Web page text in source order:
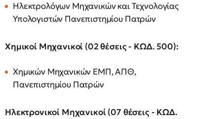
Ηλεκτρολόγων Μηχανικών και Τεχνολογίας
Υπολογιστών Πανεπιστημίου Πατρών
Χημικοί Μηχανικοί (02 θέσεις - ΚΩΔ. 500):
Χημικών Μηχανικών ΕΜΠ, ΑΠΘ,
Πανεπιστημίου Πατρών
Ηλεκτρονικοί Μηχανικοί (07 θέσεις - ΚΩΔ.